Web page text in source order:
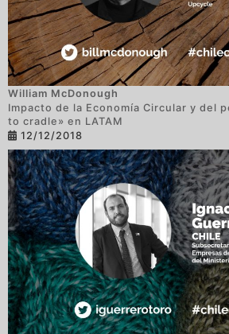
William McDonough
Impacto de la Economía Circular y del
to cradle» en LATAM
12/12/2018